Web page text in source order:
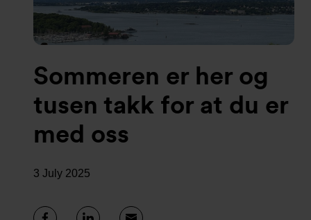
Sommeren er her og
tusen takk for at du er
med oss
3 July 2025